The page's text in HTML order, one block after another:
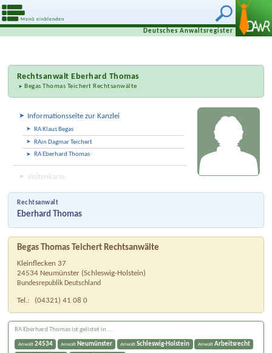
Menü einblenden
Deutsches Anwaltsregister
RechtsanwaltEberhard Thomas
Begas Thomas Teichert Rechtsanwälte
Informationsseite zur Kanzlei
RA Klaus Begas
RAin Dagmar Teichert
RA Eberhard Thomas
Visitenkarte
Rechtsanwalt
Eberhard Thomas
Begas Thomas Teichert Rechtsanwälte
Kleinflecken 37
24534 Neumünster (Schleswig-Holstein)
Bundesrepublik Deutschland
Tel.: (04321) 41 08 0
RA Eberhard Thomas ist gelistet in ...
Anwalt 24534 Anwalt Neumünster AnwaltSchleswig-Holstein Anwalt Arbeitsrecht